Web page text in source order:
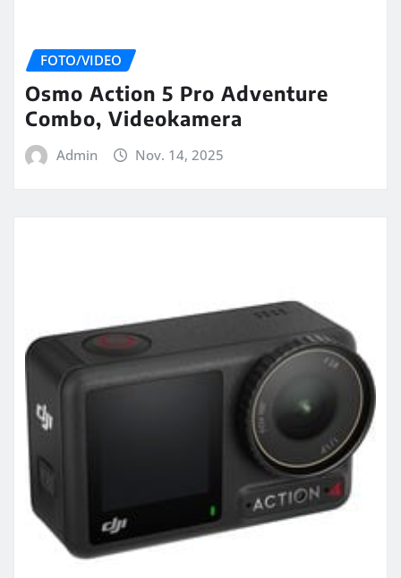
FOTO/VIDEO
Osmo Action 5 Pro Adventure
Combo, Videokamera
Admin Nov. 14, 2025